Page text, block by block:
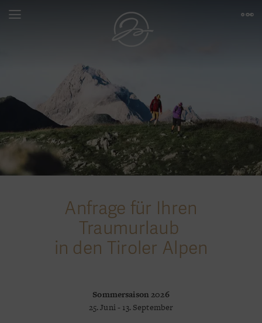
Anfrage für Ihren
Traumurlaub
in den Tiroler Alpen
Sommersaison 2026
25. Juni - 13. September